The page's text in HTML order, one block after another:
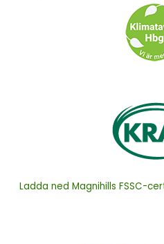
Ladda ned Magnihills FSSC-